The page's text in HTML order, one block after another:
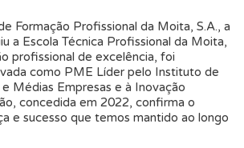
Formação Profissional da Moita, S.A., a
a Escola Técnica Profissional da Moita,
profissional de excelência, foi
como PME Líder pelo Instituto de
Médias Empresas e à Inovação
concedida em 2022, confirma o
e sucesso que temos mantido ao longo